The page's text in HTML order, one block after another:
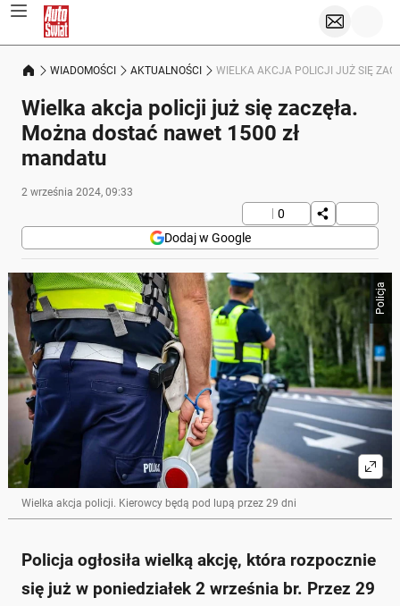
WIADOMOŚCI AKTUALNOŚCI WIELKA AKCJA POLICJI JUŻ SIĘ
Wielka akcja policji już się zaczęła.
Można dostać nawet 1500 zł
mandatu
2 września 2024, 09:33
0
Dodaj w Google
Policja
Wielka akcja policji. Kierowcy będą pod lupą przez 29 dni
Policja ogłosiła wielką akcję, która rozpocznie
się już w poniedziałek 2 września br. Przez 29